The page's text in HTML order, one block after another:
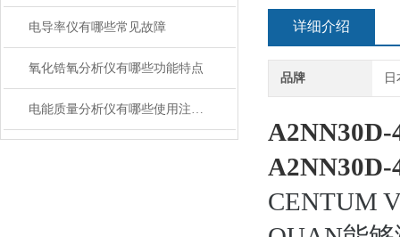
电导率仪有哪些常见故障
氧化锆氧分析仪有哪些功能特点
电能质量分析仪有哪些使用注意事项
详细介绍
品牌
A2NN30D-
A2NN30D-
CENTUM